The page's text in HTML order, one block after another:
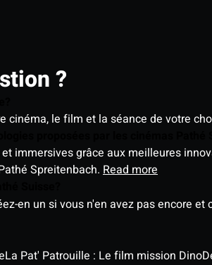
?
cinéma, le film et la séance de votre
immersives grâce aux meilleures
Spreitenbach. Read more
en un si vous n'en avez pas encore
La Pat' Patrouille : Le film mission Dino